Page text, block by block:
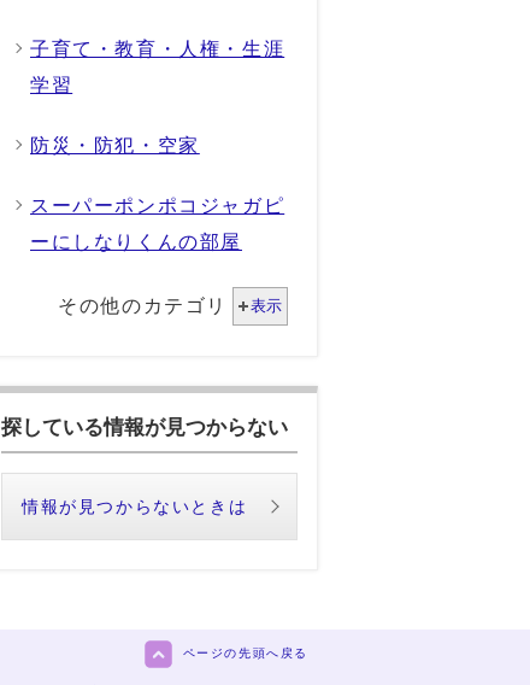
子育て・教育・人権・生涯
学習
防災・防犯・空家
スーパーポンポコジャガピ
ーにしなりくんの部屋
その他のカテゴリ 表示
探している情報が見つからない
情報が見つからないときは
ページの先頭へ戻る